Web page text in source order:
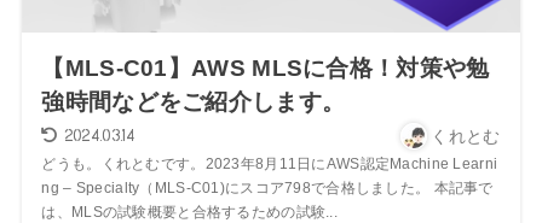
【MLS-C01】AWS MLSに合格！対策や勉
強時間などをご紹介します。
2024.03.14 くれとむ
どうも。くれとむです。2023年8月11日にAWS認定Machine Learni
ng – Specialty（MLS-C01)にスコア798で合格しました。 本記事で
は、MLSの試験概要と合格するための試験...